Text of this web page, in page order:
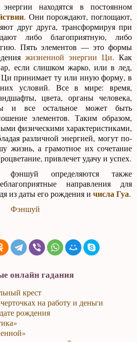
находятся в постоянном
. Они порождают, поглощают,
друг друга, трансформируя при
либо благоприятную, либо
Пять элементов — это формы
жизненной энергии Ци. Как
если слишком жарко, или в лед,
Ци принимает ту или иную форму, в
условий. Все в мире: время,
цвета, органы человека,
и все остальное может быть
элементов. Таким образом,
физическими характеристиками,
различной энергией, могут по-
жизнь, а грамотное их сочетание
привлечет удачу и успех.
определяются также
направления для
из даты его рождения ичисла Гуа.
Фэншуй
онлайн гадания
крест
на работу и деньги
рождения